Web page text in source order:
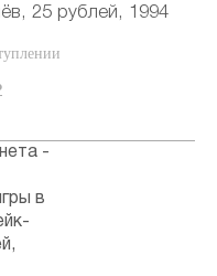
25 рублей, 1994